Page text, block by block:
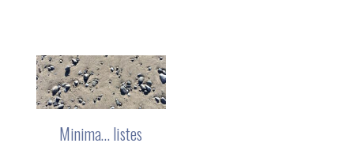
Minima… listes